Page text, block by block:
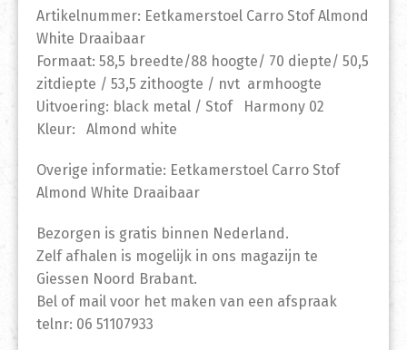
Artikelnummer: Eetkamerstoel Carro Stof Almond
White Draaibaar
Formaat: 58,5 breedte/88 hoogte/ 70 diepte/ 50,5
zitdiepte / 53,5 zithoogte / nvt armhoogte
Uitvoering: black metal / Stof Harmony 02
Kleur: Almond white
Overige informatie: Eetkamerstoel Carro Stof
Almond White Draaibaar
Bezorgen is gratis binnen Nederland.
Zelf afhalen is mogelijk in ons magazijn te
Giessen Noord Brabant.
Bel of mail voor het maken van een afspraak
telnr: 06 51107933